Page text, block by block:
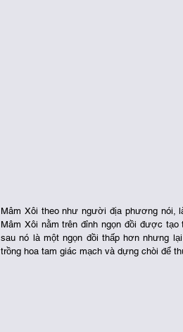
Mâm Xôi theo như người địa phương nói,
Mâm Xôi nằm trên đỉnh ngọn đồi được
sau nó là một ngọn đồi thấp hơn nhưng
trồng hoa tam giác mạch và dựng chòi để